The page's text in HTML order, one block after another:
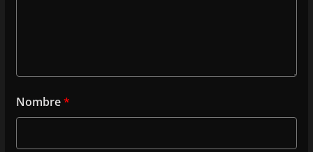
Nombre*